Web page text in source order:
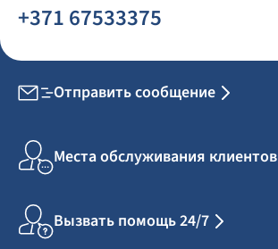
+371 67533375
Отправить сообщение
Места обслуживания клиентов
Вызвать помощь 24/7